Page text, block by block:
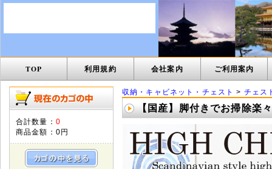
TOP 利用規約 会社案内 ご利用案内
合計数量： 0
商品金額： 0円
収納・キャビネット・チェスト > チェス
【国産】脚付きでお掃除楽